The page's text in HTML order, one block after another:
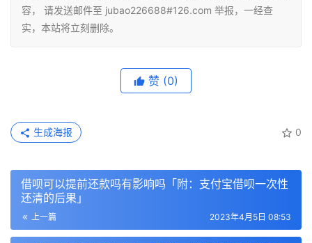
容， 请发送邮件至 jubao226688#126.com 举报，一经查
实，本站将立刻删除。
赞 (0)
0
生成海报
借呗可以提前还款吗有影响吗「附：支付宝借呗一次性
还清的后果」
上一篇 2023年4月5日 08:53